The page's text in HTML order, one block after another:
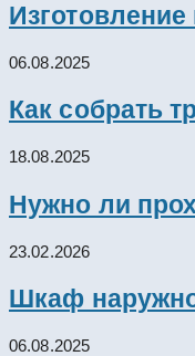
06.08.2025
Как собрать
18.08.2025
Нужно ли
23.02.2026
Шкаф
06.08.2025